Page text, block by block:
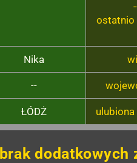
ostatnio
Nika
--
ŁÓDŻ
brak dodatkowych